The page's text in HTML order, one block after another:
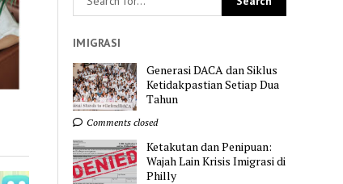
IMIGRASI
Generasi DACA dan Siklus
Ketidakpastian Setiap Dua
Tahun
Comments closed
Ketakutan dan Penipuan:
Wajah Lain Krisis Imigrasi di
Philly